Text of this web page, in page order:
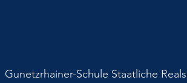
Gunetzrhainer-Schule Staatliche